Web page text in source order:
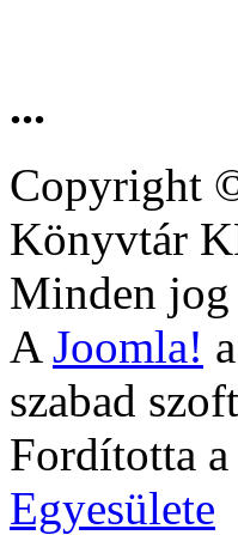
...
Copyright
Könyvtár
Minden
A Joomla! a
szabad
Fordította a
Egyesülete